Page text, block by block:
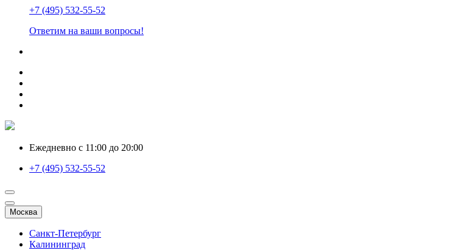
+7 (495) 532-55-52
Ответим на ваши вопросы!
Ежедневно с 11:00 до 20:00
+7 (495) 532-55-52
Москва
Санкт-Петербург
Калининград